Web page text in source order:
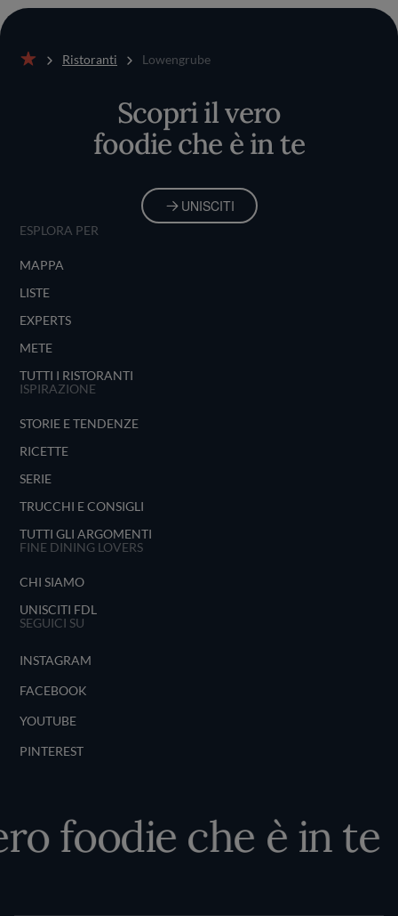
Ristoranti Lowengrube
Scopri il vero
foodie che è in te
UNISCITI
ESPLORA PER
MAPPA
LISTE
EXPERTS
METE
TUTTI I RISTORANTI
ISPIRAZIONE
STORIE E TENDENZE
RICETTE
SERIE
TRUCCHI E CONSIGLI
TUTTI GLI ARGOMENTI
FINE DINING LOVERS
CHI SIAMO
UNISCITI FDL
SEGUICI SU
INSTAGRAM
FACEBOOK
YOUTUBE
PINTEREST
foodie che è in te